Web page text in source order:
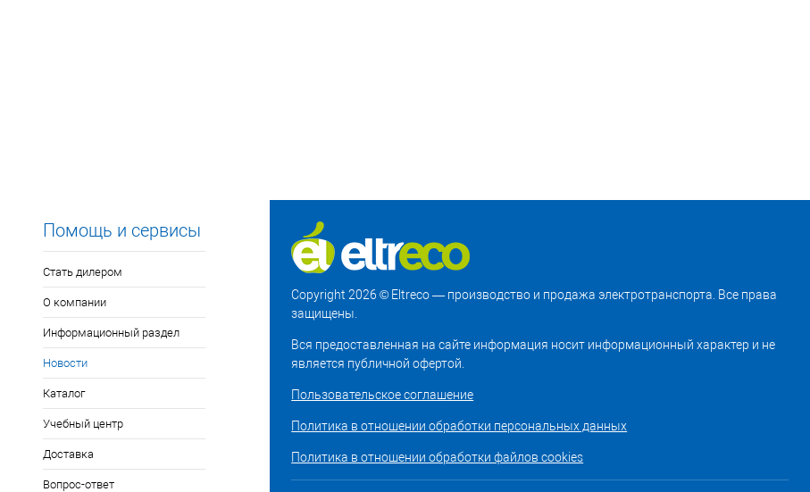
Помощь и сервисы
Стать дилером
О компании
Информационный раздел
Новости
Каталог
Учебный центр
Доставка
Вопрос-ответ
Copyright 2026 © Eltreco — производство и продажа электротранспорта. Все права
защищены.
Вся предоставленная на сайте информация носит информационный характер и не
является публичной офертой.
Пользовательское соглашение
Политика в отношении обработки персональных данных
Политика в отношении обработки файлов cookies